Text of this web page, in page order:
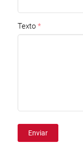
Texto
Enviar